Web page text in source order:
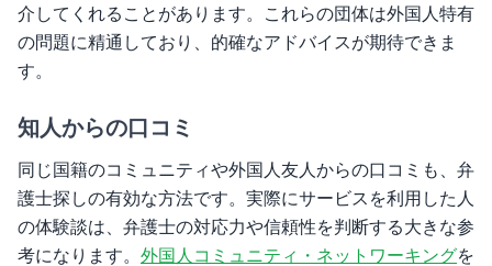
介してくれることがあります。これらの団体は外国人特有
の問題に精通しており、的確なアドバイスが期待できま
す。
知人からの口コミ
同じ国籍のコミュニティや外国人友人からの口コミも、弁
護士探しの有効な方法です。実際にサービスを利用した人
の体験談は、弁護士の対応力や信頼性を判断する大きな参
考になります。 外国人コミュニティ・ネットワーキングを